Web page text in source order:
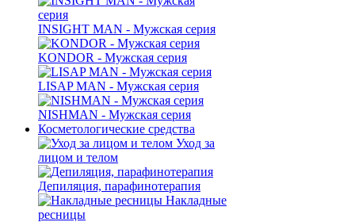
INSIGHT MAN - Мужская серия
KONDOR - Мужская серия
LISAP MAN - Мужская серия
NISHMAN - Мужская серия
Косметологические средства
Уход за
лицом и телом
Депиляция, парафинотерапия
Накладные
ресницы